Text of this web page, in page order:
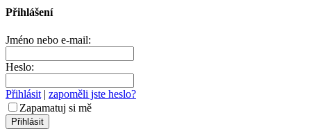
Přihlášení
Jméno nebo e-mail:
Heslo:
Přihlásit | zapoměli jste heslo?
Zapamatuj si mě